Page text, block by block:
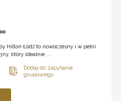
Hilton Łódź to nowoczesny i w pełni
który idealnie ...